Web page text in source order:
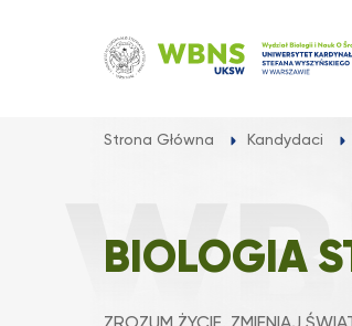
Strona Główna Kandydaci
BIOLOGIA